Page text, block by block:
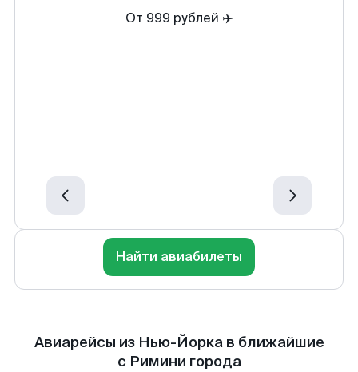
От 999 рублей ✈️
Найти авиабилеты
Авиарейсы из Нью-Йорка в ближайшие
с Римини города